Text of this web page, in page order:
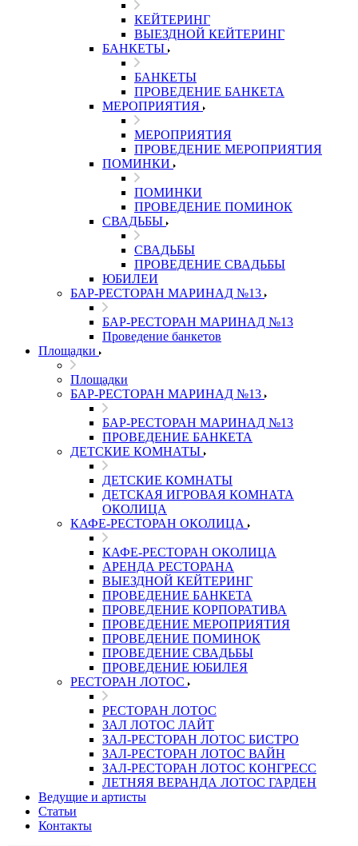
КЕЙТЕРИНГ
ВЫЕЗДНОЙ КЕЙТЕРИНГ
БАНКЕТЫ
БАНКЕТЫ
ПРОВЕДЕНИЕ БАНКЕТА
МЕРОПРИЯТИЯ
МЕРОПРИЯТИЯ
ПРОВЕДЕНИЕ МЕРОПРИЯТИЯ
ПОМИНКИ
ПОМИНКИ
ПРОВЕДЕНИЕ ПОМИНОК
СВАДЬБЫ
СВАДЬБЫ
ПРОВЕДЕНИЕ СВАДЬБЫ
ЮБИЛЕИ
БАР-РЕСТОРАН МАРИНАД №13
БАР-РЕСТОРАН МАРИНАД №13
Проведение банкетов
Площадки
Площадки
БАР-РЕСТОРАН МАРИНАД №13
БАР-РЕСТОРАН МАРИНАД №13
ПРОВЕДЕНИЕ БАНКЕТА
ДЕТСКИЕ КОМНАТЫ
ДЕТСКИЕ КОМНАТЫ
ДЕТСКАЯ ИГРОВАЯ КОМНАТА
ОКОЛИЦА
КАФЕ-РЕСТОРАН ОКОЛИЦА
КАФЕ-РЕСТОРАН ОКОЛИЦА
АРЕНДА РЕСТОРАНА
ВЫЕЗДНОЙ КЕЙТЕРИНГ
ПРОВЕДЕНИЕ БАНКЕТА
ПРОВЕДЕНИЕ КОРПОРАТИВА
ПРОВЕДЕНИЕ МЕРОПРИЯТИЯ
ПРОВЕДЕНИЕ ПОМИНОК
ПРОВЕДЕНИЕ СВАДЬБЫ
ПРОВЕДЕНИЕ ЮБИЛЕЯ
РЕСТОРАН ЛОТОС
РЕСТОРАН ЛОТОС
ЗАЛ ЛОТОС ЛАЙТ
ЗАЛ-РЕСТОРАН ЛОТОС БИСТРО
ЗАЛ-РЕСТОРАН ЛОТОС ВАЙН
ЗАЛ-РЕСТОРАН ЛОТОС КОНГРЕСС
ЛЕТНЯЯ ВЕРАНДА ЛОТОС ГАРДЕН
Ведущие и артисты
Статьи
Контакты